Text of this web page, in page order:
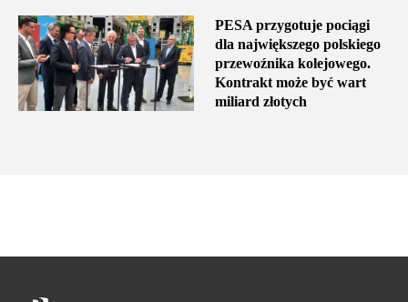
PESA przygotuje pociągi
dla największego polskiego
przewoźnika kolejowego.
Kontrakt może być wart
miliard złotych